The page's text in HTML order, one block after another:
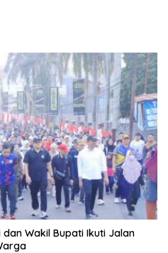
dan Wakil Bupati Ikuti Jalan